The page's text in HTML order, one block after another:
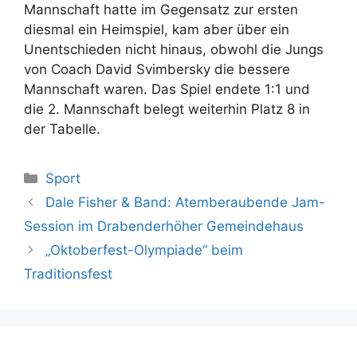
Mannschaft hatte im Gegensatz zur ersten
diesmal ein Heimspiel, kam aber über ein
Unentschieden nicht hinaus, obwohl die Jungs
von Coach David Svimbersky die bessere
Mannschaft waren. Das Spiel endete 1:1 und
die 2. Mannschaft belegt weiterhin Platz 8 in
der Tabelle.
Kategorien
Sport
Dale Fisher & Band: Atemberaubende Jam-
Session im Drabenderhöher Gemeindehaus
„Oktoberfest-Olympiade“ beim
Traditionsfest